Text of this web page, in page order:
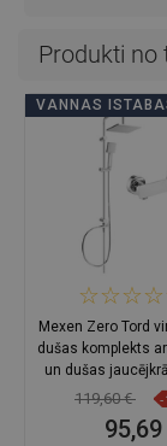
Produkti no
VANNAS
Mexen Zero Tord
dušas komplekts
un dušas
119,60 € -